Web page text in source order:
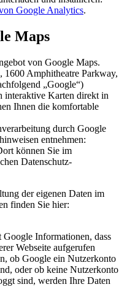
Google Analytics.
Maps
von Google Maps.
Amphitheatre Parkway,
„Google“)
interaktive Karten direkt in
Ihnen die komfortable
durch Google
entnehmen:
können Sie im
Datenschutz-
der eigenen Daten im
finden Sie hier:
Informationen, dass
Webseite aufgerufen
ob Google ein Nutzerkonto
oder ob keine Nutzerkonto
sind, werden Ihre Daten